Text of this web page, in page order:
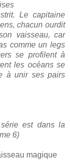
Le capitaine
chacun ourdit
vaisseau, car
comme un legs
se profilent à
les océans se
à unir ses pairs
est dans la
6)
magique